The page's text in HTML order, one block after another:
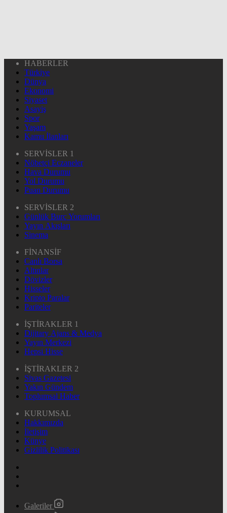
HABERLER
Türkiye
Dünya
Ekonomi
Siyaset
Asayiş
Spor
Yaşam
Kamu İlanları
SERVİSLER 1
Nöbetçi Eczaneler
Hava Durumu
Yol Durumu
Puan Durumu
SERVİSLER 2
Günlük Burç Yorumları
Yayın Akışları
Sinema
FİNANSİF
Canlı Borsa
Altınlar
Dövizler
Hisseler
Kripto Paralar
Pariteler
İŞTİRAKLER 1
Dijitary Ajans & Medya
Yayın Merkezi
Hepsi Hisse
İŞTİRAKLER 2
Sivas Gazetesi
Yakın Gündem
Toplumsal Haber
KURUMSAL
Hakkımızda
İletişim
Künye
Gizlilik Politikası
Galeriler